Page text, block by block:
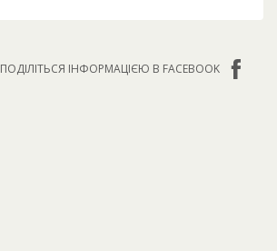
ПОДІЛІТЬСЯ ІНФОРМАЦІЄЮ В FACEBOOK